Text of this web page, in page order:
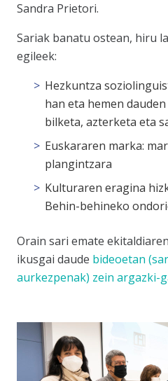
Sandra Prietori.
Sariak banatu ostean, hiru
egileek:
Hezkuntza
han eta hemen
bilketa, azterketa eta
Euskararen marka:
plangintzara
Kulturaren eragina
Behin-behineko
Orain sari emate
ikusgai daude bideoetan
aurkezpenak) zein argazki-